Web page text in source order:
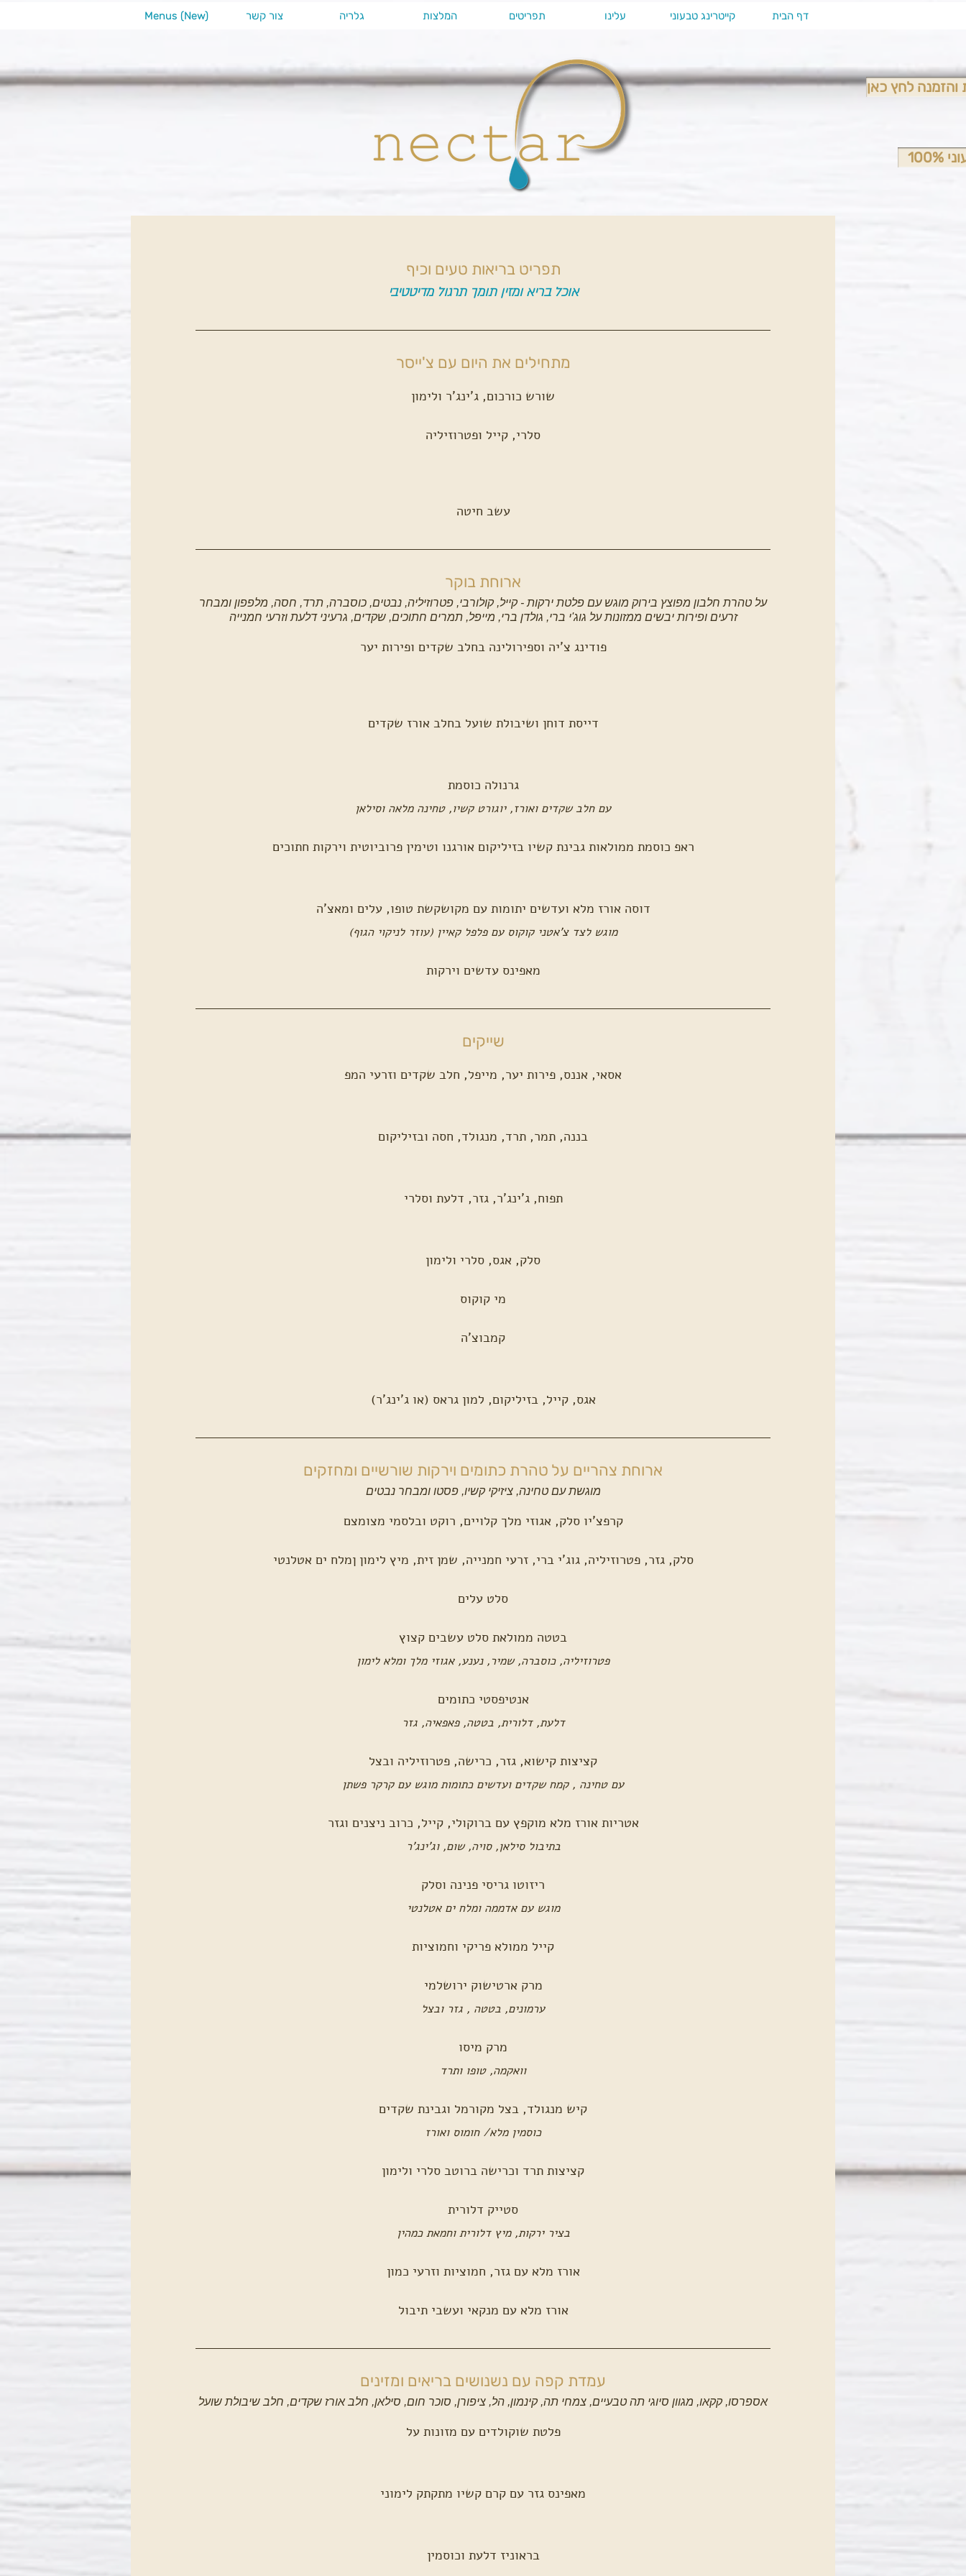
דף הבית קייטרינג טבעוני עלינו תפריטים המלצות גלריה צור קשר Menus (New)
לחץ כאן
תפריט בריאות טעים וכיף
אוכל בריא ומזין תומך תרגול מדיטטיבי
מתחילים את היום עם צ'ייסר
שורש כורכום, ג'ינג'ר ולימון
סלרי, קייל ופטרוזיליה
עשב חיטה
ארוחת בוקר
על טהרת חלבון מפוצץ בירוק מוגש עם פלטת ירקות - קייל, קולורבי, פטרוזיליה, נבטים, כוסברה, תרד, חסה, מלפפון ומבחר
זרעים ופירות יבשים ממזונות על גוג'י ברי, גולדן ברי, מייפל, תמרים חתוכים, שקדים, גרעיני דלעת וזרעי חמנייה
פודינג צ'יה וספירולינה בחלב שקדים ופירות יער
דייסת דוחן ושיבולת שועל בחלב אורז שקדים
גרנולה כוסמת
עם חלב שקדים ואורז, יוגורט קשיו, טחינה מלאה וסילאן
ראפ כוסמת ממולאות גבינת קשיו בזיליקום אורגנו וטימין פרוביוטית וירקות חתוכים
דוסה אורז מלא ועדשים יתומות עם מקושקשת טופו, עלים ומאצ'ה
מוגש לצד צ'אטני קוקוס עם פלפל קאיין (עוזר לניקוי הגוף)
מאפינס עדשים וירקות
שייקים
אסאי, אננס, פירות יער, מייפל, חלב שקדים וזרעי המפ
בננה, תמר, תרד, מנגולד, חסה ובזיליקום
תפוח, ג'ינג'ר, גזר, דלעת וסלרי
סלק, אגס, סלרי ולימון
מי קוקוס
קמבוצ'ה
אגס, קייל, בזיליקום, למון גראס (או ג'ינג'ר)
ארוחת צהריים על טהרת כתומים וירקות שורשיים ומחזקים
מוגשת עם טחינה, ציזיקי קשיו, פסטו ומבחר נבטים
קרפצ'יו סלק, אגוזי מלך קלויים, רוקט ובלסמי מצומצם
סלק, גזר, פטרוזיליה, גוג'י ברי, זרעי חמנייה, שמן זית, מיץ לימון ןמלח ים אטלנטי
סלט עלים
בטטה ממולאת סלט עשבים קצוץ
פטרוזיליה, כוסברה, שמיר, נענע, אגוזי מלך ומלא לימון
אנטיפסטי כתומים
דלעת, דלורית, בטטה, פאפאיה, גזר
קציצות קישוא, גזר, כרישה, פטרוזיליה ובצל
עם טחינה , קמח שקדים ועדשים כתומות מוגש עם קרקר פשתן
אטריות אורז מלא מוקפץ עם ברוקולי, קייל, כרוב ניצנים וגזר
בתיבול סילאן, סויה, שום, וג'ינג'ר
ריזוטו גריסי פנינה וסלק
מוגש עם אדממה ומלח ים אטלנטי
קייל ממולא פריקי וחמוציות
מרק ארטישוק ירושלמי
ערמונים, בטטה , גזר ובצל
מרק מיסו
וואקמה, טופו ותרד
קיש מנגולד, בצל מקורמל וגבינת שקדים
כוסמין מלא/ חומוס ואורז
קציצות תרד וכרישה ברוטב סלרי ולימון
סטייק דלורית
בציר ירקות, מיץ דלורית וחמאת כמהין
אורז מלא עם גזר, חמוציות וזרעי כמון
אורז מלא עם מנקאי ועשבי תיבול
עמדת קפה עם נשנושים בריאים ומזינים
אספרסו, קקאו, מגוון סיוגי תה טבעיים, צמחי תה, קינמון, הל, ציפורן, סוכר חום, סילאן, חלב אורז שקדים, חלב שיבולת שועל
פלטת שוקולדים עם מזונות על
מאפינס גזר עם קרם קשיו מתקתק לימוני
בראוניז דלעת וכוסמין